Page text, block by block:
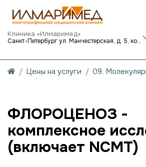
Клиника «Илмаримед»
Санкт-Петербург ул. Манчестерская, д. 5, корп. 1
Цены на услуги 09.
ФЛОРОЦЕНОЗ -
комплексное
(включает NCMT)